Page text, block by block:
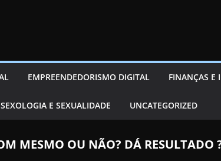
EMPREENDEDORISMO DIGITAL FINANÇAS E
SEXOLOGIA E SEXUALIDADE UNCATEGORIZED
MESMO OU NÃO? DÁ